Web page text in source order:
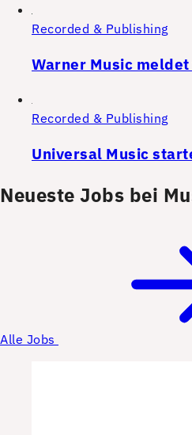
Recorded & Publishing
Warner Music
Recorded & Publishing
Universal Music
Neueste Jobs bei
Alle Jobs